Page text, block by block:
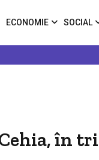
ECONOMIE SOCIAL
în